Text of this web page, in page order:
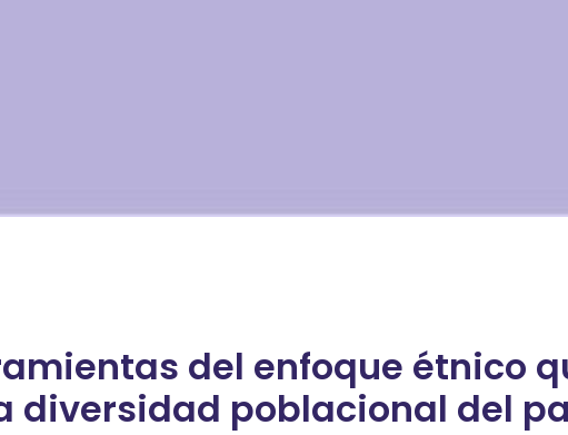
del enfoque étnico
diversidad poblacional del